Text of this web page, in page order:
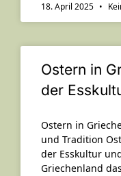
18. April 2025
Ostern in
der
Ostern in
und Tradition
der Esskultur
Griechenland